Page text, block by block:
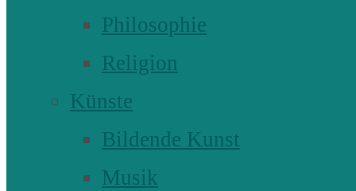
Philosophie
Religion
Künste
Bildende Kunst
Musik